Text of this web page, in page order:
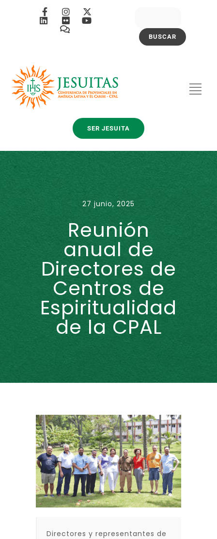
SER JESUITA
27 junio, 2025
Reunión
anual de
Directores de
Centros de
Espiritualidad
de la CPAL
Directores y representantes de